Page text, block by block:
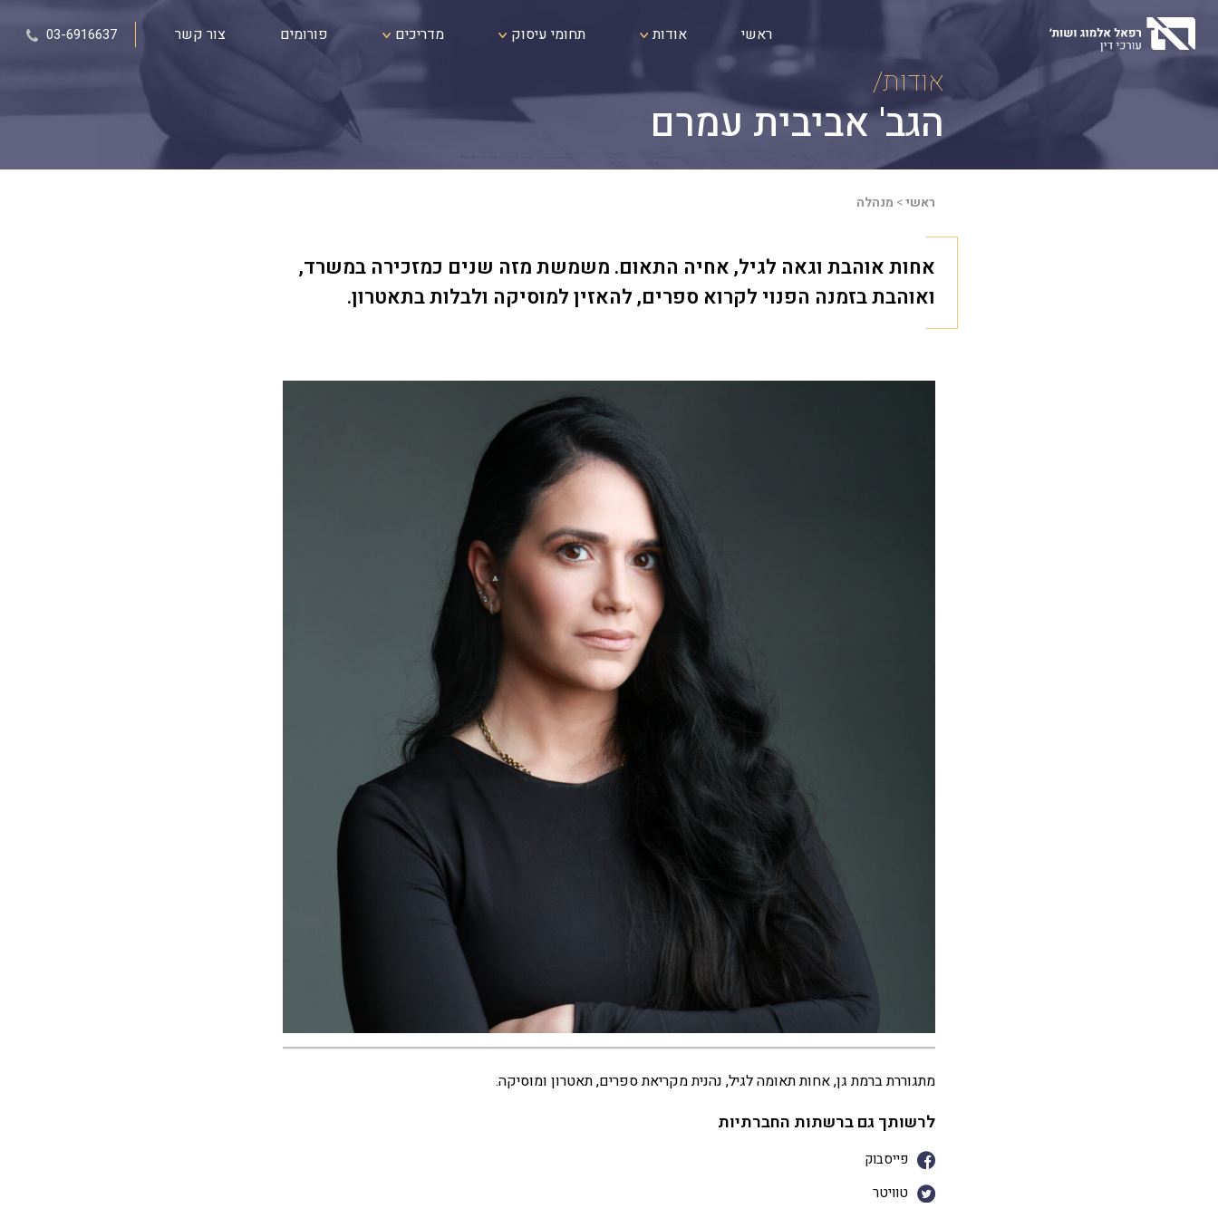
content
ראשי אודות תחומי עיסוק מדריכים פורומים צור קשר 03-6916637
אודות/
הגב' אביבית עמרם
ראשי> מנהלה
אחות אוהבת וגאה לגיל, אחיה התאום. משמשת מזה שנים כמזכירה במשרד,
ואוהבת בזמנה הפנוי לקרוא ספרים, להאזין למוסיקה ולבלות בתאטרון.
מתגוררת ברמת גן, אחות תאומה לגיל, נהנית מקריאת ספרים, תאטרון ומוסיקה.
לרשותך גם ברשתות החברתיות
פייסבוק
טוויטר